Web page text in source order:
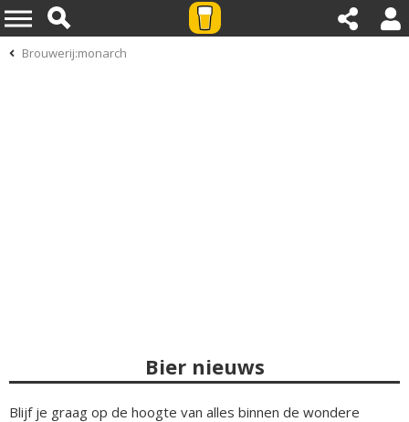
Brouwerij:monarch
Bier nieuws
Blijf je graag op de hoogte van alles binnen de wondere